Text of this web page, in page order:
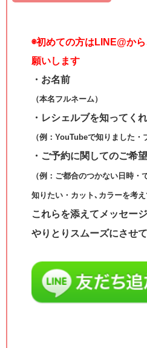
◉初めての方はLINE@か
願いします
・お名前
（本名フルネーム）
・レシェルブを知ってく
（例：YouTubeで知りました・
・ご予約に関してのご希望
（例：ご都合のつかない日時
知りたい・カット､カラーを考え
これらを添えてメッセー
やりとりスムーズにさせ